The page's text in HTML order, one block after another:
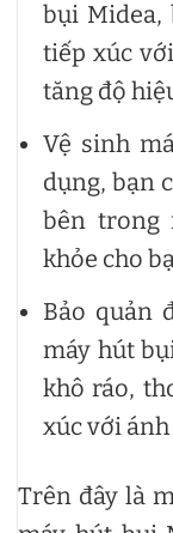
bụi Midea,
tiếp xúc
tăng độ
Vệ sinh
dụng, bạn
bên trong
khỏe cho
Bảo quản
máy hút
khô ráo,
xúc với
Trên đây là